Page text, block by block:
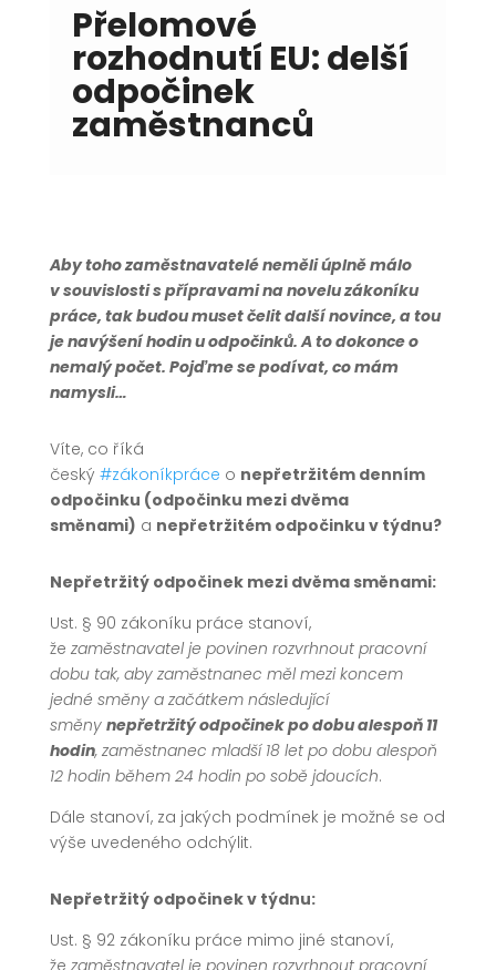
Přelomové
rozhodnutí EU: delší
odpočinek
zaměstnanců
Aby toho zaměstnavatelé neměli úplně málo
v souvislosti s přípravami na novelu zákoníku
práce, tak budou muset čelit další novince, a tou
je navýšení hodin u odpočinků. A to dokonce o
nemalý počet. Pojďme se podívat, co mám
namysli…
Víte, co říká
český #zákoníkpráce o nepřetržitém denním
odpočinku (odpočinku mezi dvěma
směnami) a nepřetržitém odpočinku v týdnu?
Nepřetržitý odpočinek mezi dvěma směnami:
Ust. § 90 zákoníku práce stanoví,
že zaměstnavatel je povinen rozvrhnout pracovní
dobu tak, aby zaměstnanec měl mezi koncem
jedné směny a začátkem následující
směny nepřetržitý odpočinek po dobu alespoň 11
hodin, zaměstnanec mladší 18 let po dobu alespoň
12 hodin během 24 hodin po sobě jdoucích.
Dále stanoví, za jakých podmínek je možné se od
výše uvedeného odchýlit.
Nepřetržitý odpočinek v týdnu:
Ust. § 92 zákoníku práce mimo jiné stanoví,
že zaměstnavatel je povinen rozvrhnout pracovní